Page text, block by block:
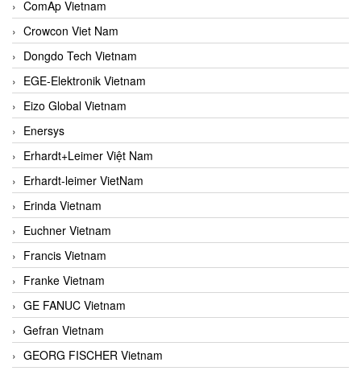
ComAp Vietnam
Crowcon Viet Nam
Dongdo Tech Vietnam
EGE-Elektronik Vietnam
Eizo Global Vietnam
Enersys
Erhardt+Leimer Việt Nam
Erhardt-leimer VietNam
Erinda Vietnam
Euchner Vietnam
Francis Vietnam
Franke Vietnam
GE FANUC Vietnam
Gefran Vietnam
GEORG FISCHER Vietnam